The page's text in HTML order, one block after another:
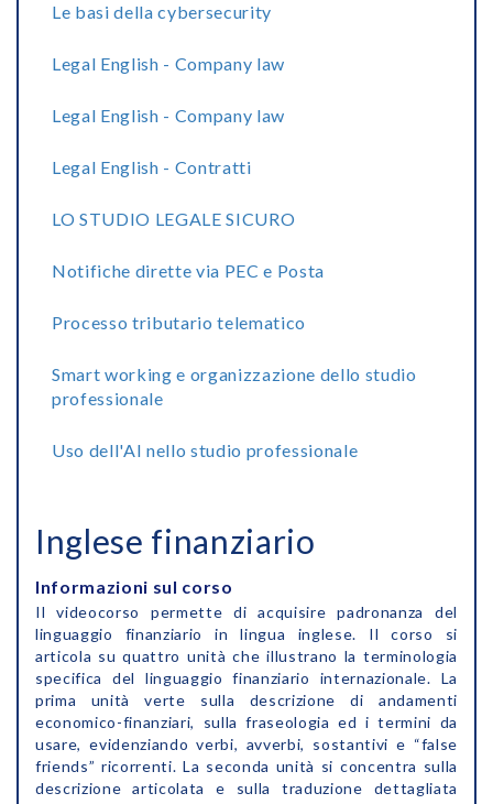
Le basi della cybersecurity
Legal English - Company law
Legal English - Company law
Legal English - Contratti
LO STUDIO LEGALE SICURO
Notifiche dirette via PEC e Posta
Processo tributario telematico
Smart working e organizzazione dello studio
professionale
Uso dell'AI nello studio professionale
Inglese finanziario
Informazioni sul corso
Il videocorso permette di acquisire padronanza del
linguaggio finanziario in lingua inglese. Il corso si
articola su quattro unità che illustrano la terminologia
specifica del linguaggio finanziario internazionale. La
prima unità verte sulla descrizione di andamenti
economico-finanziari, sulla fraseologia ed i termini da
usare, evidenziando verbi, avverbi, sostantivi e “false
friends” ricorrenti. La seconda unità si concentra sulla
descrizione articolata e sulla traduzione dettagliata